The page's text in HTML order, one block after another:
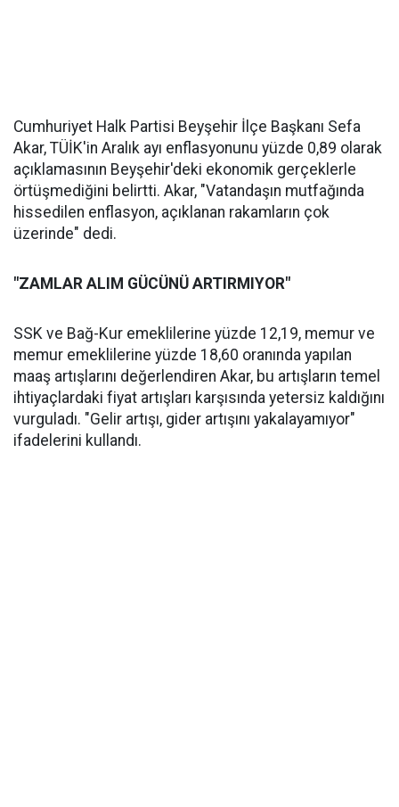
Cumhuriyet Halk Partisi Beyşehir İlçe Başkanı Sefa
Akar, TÜİK'in Aralık ayı enflasyonunu yüzde 0,89 olarak
açıklamasının Beyşehir'deki ekonomik gerçeklerle
örtüşmediğini belirtti. Akar, "Vatandaşın mutfağında
hissedilen enflasyon, açıklanan rakamların çok
üzerinde" dedi.
"ZAMLAR ALIM GÜCÜNÜ ARTIRMIYOR"
SSK ve Bağ-Kur emeklilerine yüzde 12,19, memur ve
memur emeklilerine yüzde 18,60 oranında yapılan
maaş artışlarını değerlendiren Akar, bu artışların temel
ihtiyaçlardaki fiyat artışları karşısında yetersiz kaldığını
vurguladı. "Gelir artışı, gider artışını yakalayamıyor"
ifadelerini kullandı.